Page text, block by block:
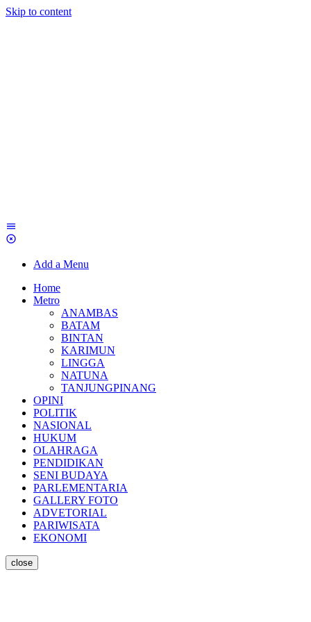
Skip to content
Add a Menu
Home
Metro
ANAMBAS
BATAM
BINTAN
KARIMUN
LINGGA
NATUNA
TANJUNGPINANG
OPINI
POLITIK
NASIONAL
HUKUM
OLAHRAGA
PENDIDIKAN
SENI BUDAYA
PARLEMENTARIA
GALLERY FOTO
ADVETORIAL
PARIWISATA
EKONOMI
close